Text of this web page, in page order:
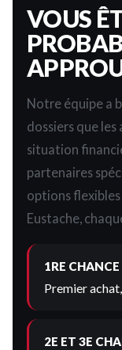
VOUS
Notre équipe a
dossiers que
situation
partenaires
options
Eustache,
1RE
Premier
2E ET 3E